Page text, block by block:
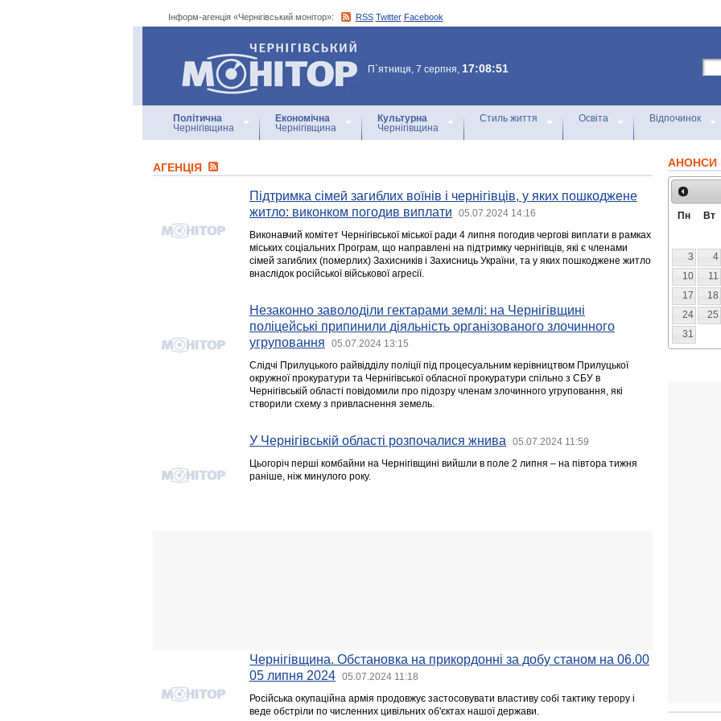
Інформ-агенція «Чернігівський монітор»: RSS Twitter Facebook
Інформ-агенція
«Чернігівський монітор»
П`ятниця, 7 серпня, 17:08:51
Політична
Чернігівщина
Економічна
Чернігівщина
Культурна
Чернігівщина
Стиль життя Освіта Відпочинок
АГЕНЦIЯ
Підтримка сімей загиблих воїнів і чернігівців, у яких пошкоджене
житло: виконком погодив виплати
05.07.2024 14:16
Виконавчий комітет Чернігівської міської ради 4 липня погодив чергові виплати в рамках
міських соціальних Програм, що направлені на підтримку чернігівців, які є членами
сімей загиблих (померлих) Захисників і Захисниць України, та у яких пошкоджене житло
внаслідок російської військової агресії.
Незаконно заволоділи гектарами землі: на Чернігівщині
поліцейські припинили діяльність організованого злочинного
угруповання
05.07.2024 13:15
Слідчі Прилуцького райвідділу поліції під процесуальним керівництвом Прилуцької
окружної прокуратури та Чернігівської обласної прокуратури спільно з СБУ в
Чернігівській області повідомили про підозру членам злочинного угруповання, які
створили схему з привласнення земель.
У Чернігівській області розпочалися жнива 05.07.2024 11:59
Цьогоріч перші комбайни на Чернігівщині вийшли в поле 2 липня – на півтора тижня
раніше, ніж минулого року.
Чернігівщина. Обстановка на прикордонні за добу станом на 06.00
05 липня 2024
05.07.2024 11:18
Російська окупаційна армія продовжує застосовувати властиву собі тактику терору і
веде обстріли по численних цивільних об'єктах нашої держави.
АНОНСИ
Пн Вт
3
4
10
11
17
18
24
25
31